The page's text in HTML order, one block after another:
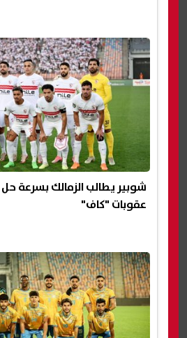
شوبير يطالب الزمالك بسرعة حل
عقوبات "كاف"